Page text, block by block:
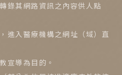
錄其網路資訊之內容供人點
進入醫療機構之網址（域）直
宣導為目的。